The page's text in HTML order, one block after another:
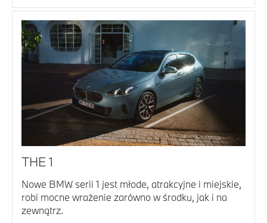
THE 1
Nowe BMW serii 1 jest młode, atrakcyjne i miejskie,
robi mocne wrażenie zarówno w środku, jak i na
zewnątrz.